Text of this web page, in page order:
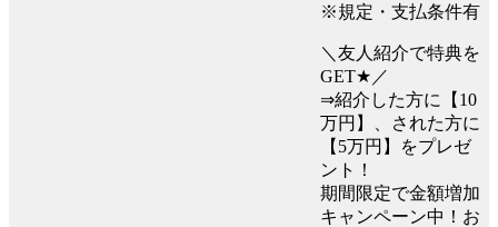
※規定・支払条件有
＼友人紹介で特典を
GET★／
⇒紹介した方に【10
万円】、された方に
【5万円】をプレゼ
ント！
期間限定で金額増加
キャンペーン中！お